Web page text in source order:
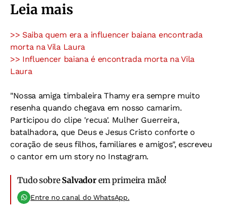
Leia mais
>> Saiba quem era a influencer baiana encontrada
morta na Vila Laura
>> Influencer baiana é encontrada morta na Vila
Laura
"Nossa amiga timbaleira Thamy era sempre muito
resenha quando chegava em nosso camarim.
Participou do clipe 'recua'. Mulher Guerreira,
batalhadora, que Deus e Jesus Cristo conforte o
coração de seus filhos, familiares e amigos", escreveu
o cantor em um story no Instagram.
Tudo sobre Salvadorem primeira mão!
Entre no canal do WhatsApp.